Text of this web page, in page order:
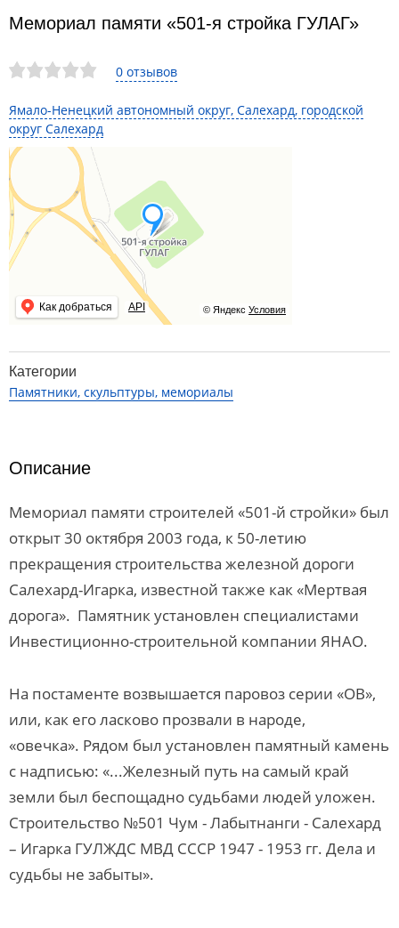
0 отзывов
Ямало-Ненецкий автономный округ, Салехард, городской
округ Салехард
© Яндекс Условия
Как добраться API
Мемориал памяти «501-я стройка ГУЛАГ»
Категории
Памятники, скульптуры, мемориалы
Описание
Мемориал памяти строителей «501-й стройки» был
открыт 30 октября 2003 года, к 50-летию
прекращения строительства железной дороги
Салехард-Игарка, известной также как «Мертвая
дорога». Памятник установлен специалистами
Инвестиционно-строительной компании ЯНАО.
На постаменте возвышается паровоз серии «ОВ»,
или, как его ласково прозвали в народе,
«овечка». Рядом был установлен памятный камень
с надписью: «...Железный путь на самый край
земли был беспощадно судьбами людей уложен.
Строительство №501 Чум - Лабытнанги - Салехард
– Игарка ГУЛЖДС МВД CCCР 1947 - 1953 гг. Дела и
судьбы не забыты».